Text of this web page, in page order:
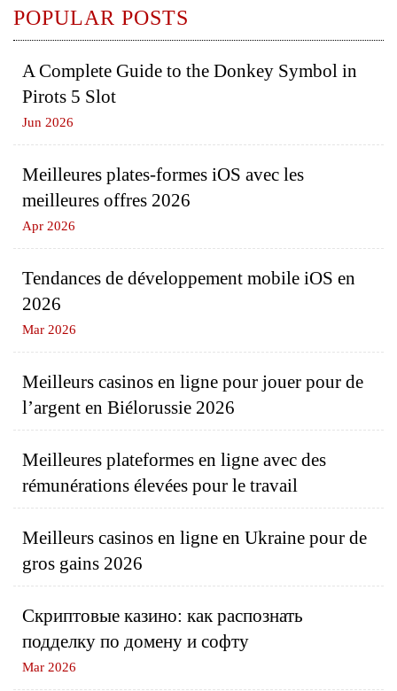
POPULAR POSTS
A Complete Guide to the Donkey Symbol in
Pirots 5 Slot
Jun 2026
Meilleures plates-formes iOS avec les
meilleures offres 2026
Apr 2026
Tendances de développement mobile iOS en
2026
Mar 2026
Meilleurs casinos en ligne pour jouer pour de
l’argent en Biélorussie 2026
Meilleures plateformes en ligne avec des
rémunérations élevées pour le travail
Meilleurs casinos en ligne en Ukraine pour de
gros gains 2026
Скриптовые казино: как распознать
подделку по домену и софту
Mar 2026